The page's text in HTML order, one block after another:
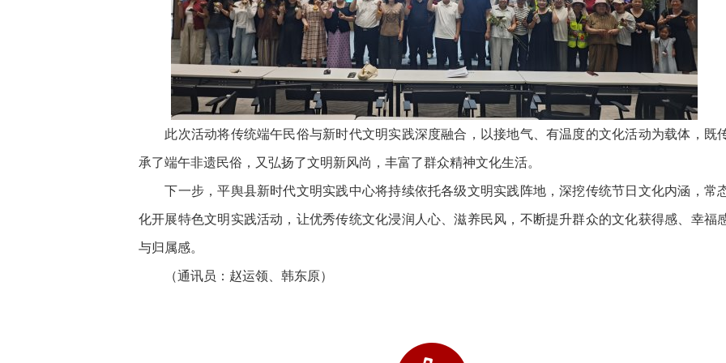
此次活动将传统端午民俗与新时代文明实践深度融合，以接地气、有温度的文化活动为载体，既
承了端午非遗民俗，又弘扬了文明新风尚，丰富了群众精神文化生活。
下一步，平舆县新时代文明实践中心将持续依托各级文明实践阵地，深挖传统节日文化内涵，常
化开展特色文明实践活动，让优秀传统文化浸润人心、滋养民风，不断提升群众的文化获得感、幸福
与归属感。
（通讯员：赵运领、韩东原）